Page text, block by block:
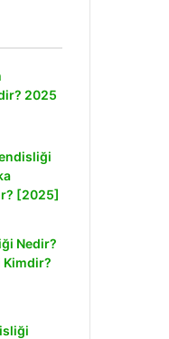
2025
[2025]
Nedir?